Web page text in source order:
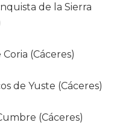
de la Sierra
(Cáceres)
de Yuste (Cáceres)
(Cáceres)